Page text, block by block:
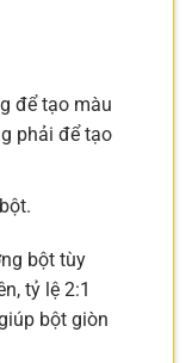
để tạo màu
phải để tạo
bột tùy
tỷ lệ 2:1
bột giòn